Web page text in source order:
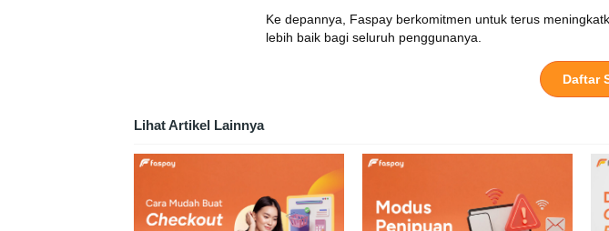
Ke depannya, Faspay berkomitmen untuk terus
lebih baik bagi seluruh penggunanya.
Daftar
Lihat Artikel Lainnya